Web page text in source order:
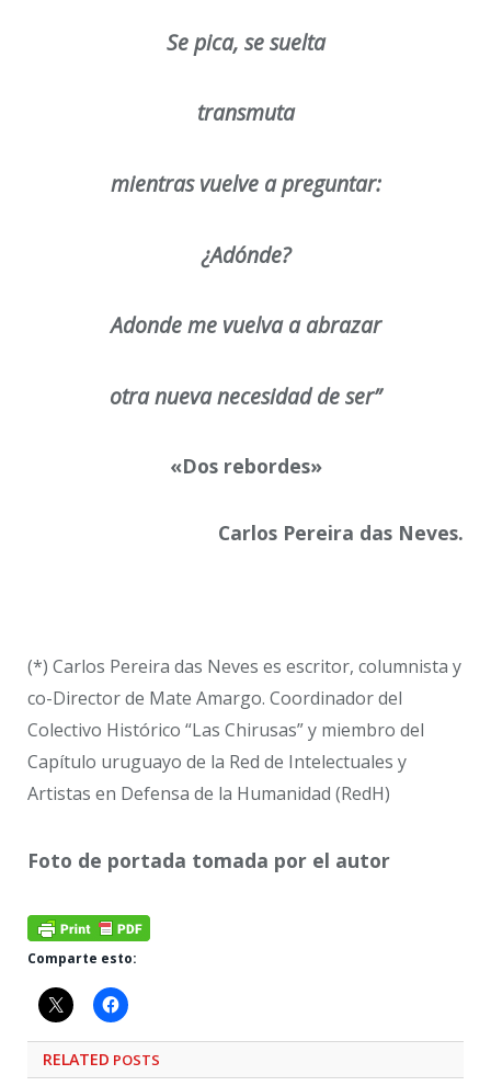
Se pica, se suelta
transmuta
mientras vuelve a preguntar:
¿Adónde?
Adonde me vuelva a abrazar
otra nueva necesidad de ser”
«Dos rebordes»
Carlos Pereira das Neves.
(*) Carlos Pereira das Neves es escritor, columnista y
co-Director de Mate Amargo. Coordinador del
Colectivo Histórico “Las Chirusas” y miembro del
Capítulo uruguayo de la Red de Intelectuales y
Artistas en Defensa de la Humanidad (RedH)
Foto de portada tomada por el autor
Comparte esto:
RELATED POSTS